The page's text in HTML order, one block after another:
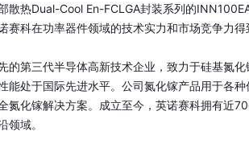
散热Dual-Cool En-FCLGA封装系列的
赛科在功率器件领域的技术实力和市场竞争力
的第三代半导体高新技术企业，致力于硅基氮
能处于国际先进水平。公司氮化镓产品用于各
氮化镓解决方案。成立至今，英诺赛科拥有近
领域。